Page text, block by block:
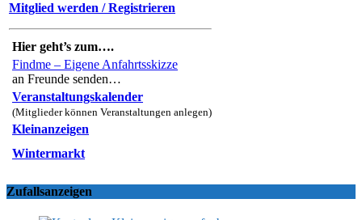
Mitglied werden / Registrieren
Hier geht’s zum….
Findme – Eigene Anfahrtsskizze
an Freunde senden…
Veranstaltungskalender
(Mitglieder können Veranstaltungen anlegen)
Kleinanzeigen
Wintermarkt
Zufallsanzeigen